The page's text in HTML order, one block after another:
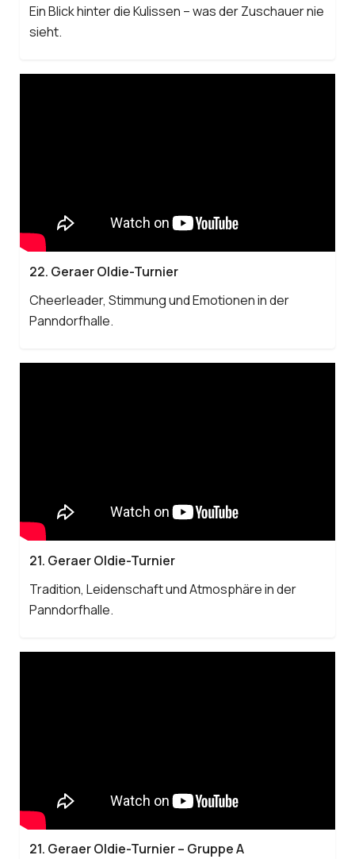
Ein Blick hinter die Kulissen – was der Zuschauer nie
sieht.
22. Geraer Oldie-Turnier
Cheerleader, Stimmung und Emotionen in der
Panndorfhalle.
21. Geraer Oldie-Turnier
Tradition, Leidenschaft und Atmosphäre in der
Panndorfhalle.
21. Geraer Oldie-Turnier – Gruppe A